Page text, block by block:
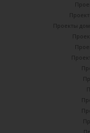
Проекты